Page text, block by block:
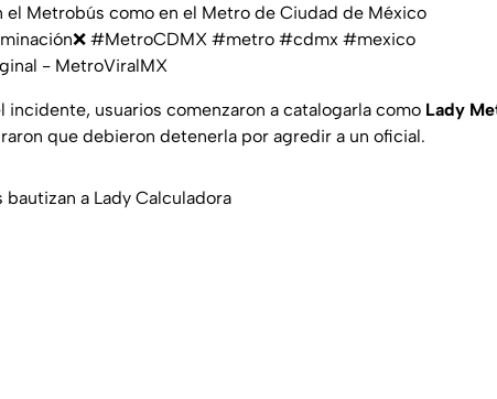
el Metrobús como en el Metro de Ciudad de México
#MetroCDMX #metro #cdmx #mexico
- MetroViralMX
incidente, usuarios comenzaron a catalogarla como Lady
que debieron detenerla por agredir a un oficial.
bautizan a Lady Calculadora